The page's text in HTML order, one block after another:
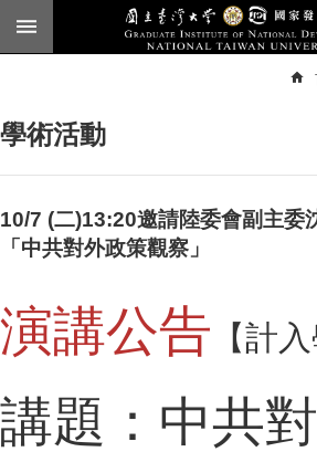
跳到主要內容區塊
臺
頁
English
告
本
簡
介
學術活動
10/7 (二)13:20邀請陸委會副主委
「中共對外政策觀察」
演講公告 【計
講題：中共